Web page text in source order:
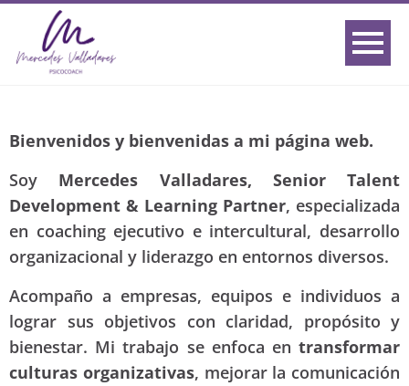
Bienvenidos y bienvenidas a mi página web.
Soy Mercedes Valladares, Senior Talent
Development & Learning Partner, especializada
en coaching ejecutivo e intercultural, desarrollo
organizacional y liderazgo en entornos diversos.
Acompaño a empresas, equipos e individuos a
lograr sus objetivos con claridad, propósito y
bienestar. Mi trabajo se enfoca en transformar
culturas organizativas, mejorar la comunicación